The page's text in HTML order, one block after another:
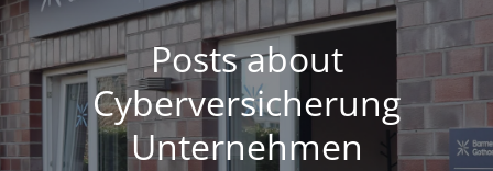
Posts about
Cyberversicherung
Unternehmen